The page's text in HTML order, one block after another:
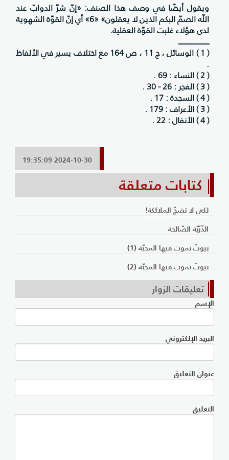
ويقول أيضًا في وصف هذا الصنف: «إنّ شرّ الدوابّ عند
اللّه الصمّ البكم الذين لا يعقلون» «6» أي إنّ القوّة الشهوية
لدى هؤلاء غلبت القوّة العقلية.
ــــــــــــــــــــــــــــــ
( 1 ) الوسائل ، ج 11 ، ص 164 مع اختلاف يسير في الألفاظ
.
( 2 ) النساء : 69 .
( 3 ) الفجر : 26 - 30 .
( 4 ) السجدة : 17 .
( 3 ) الأعراف : 179 .
( 4 ) الأنفال : 22 .
2024-10-30 19:35:09
كتابات متعلقة
لكي لا تضجّ الملائكة!
الذّرّيّة الصّالحة
بيوتٌ تموت فيها المحبّة (1)
بيوتٌ تموت فيها المحبّة (2)
تعليقات الزوار
الإسم
البريد الإلكتروني
عنوان التعليق
التعليق